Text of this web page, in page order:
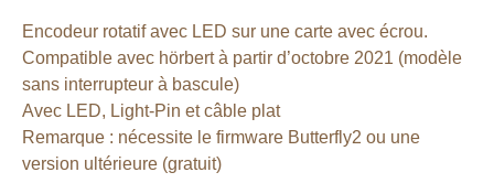
Encodeur rotatif avec LED sur une carte avec écrou.
Compatible avec hörbert à partir d’octobre 2021 (modèle
sans interrupteur à bascule)
Avec LED, Light-Pin et câble plat
Remarque : nécessite le firmware Butterfly2 ou une
version ultérieure (gratuit)